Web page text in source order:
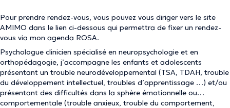
Pour prendre rendez-vous, vous pouvez vous diriger vers le site
AMIMO dans le lien ci-dessous qui permettra de fixer un rendez-
vous via mon agenda ROSA.
Psychologue clinicien spécialisé en neuropsychologie et en
orthopédagogie, j’accompagne les enfants et adolescents
présentant un trouble neurodéveloppemental (TSA, TDAH, trouble
du développement intellectuel, troubles d’apprentissage …) et/ou
présentant des difficultés dans la sphère émotionnelle ou
comportementale (trouble anxieux, trouble du comportement,